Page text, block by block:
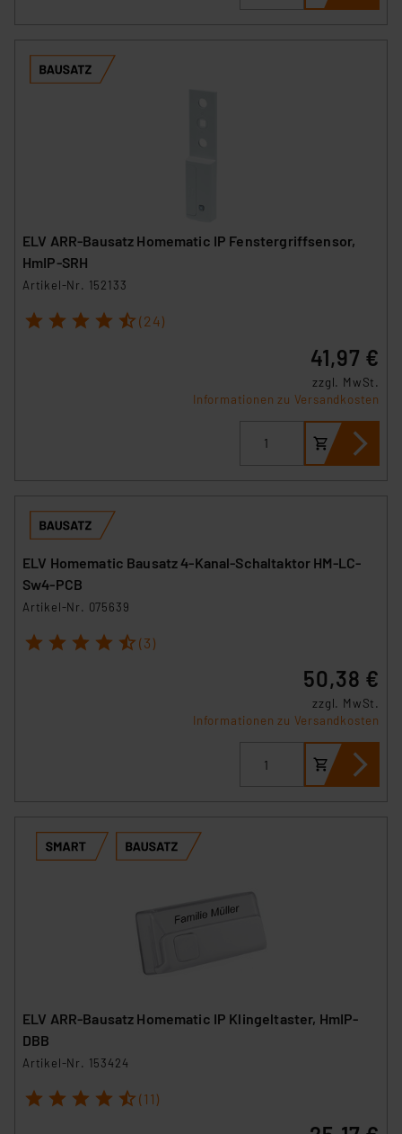
ELV ARR-Bausatz Homematic IP Fenstergriffsensor,
HmIP-SRH
Artikel-Nr. 152133
1 2 3 4 5 (24)
41,97 €
zzgl. MwSt.
Informationen zu Versandkosten
ELV Homematic Bausatz 4-Kanal-Schaltaktor HM-LC-
Sw4-PCB
Artikel-Nr. 075639
1 2 3 4 5 (3)
50,38 €
zzgl. MwSt.
Informationen zu Versandkosten
ELV ARR-Bausatz Homematic IP Klingeltaster, HmIP-
DBB
Artikel-Nr. 153424
1 2 3 4 5 (11)